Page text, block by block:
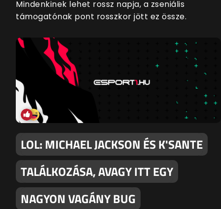
Mindenkinek lehet rossz napja, a zseniális
támogatónak pont rosszkor jött ez össze.
LOL: MICHAEL JACKSON ÉS K'SANTE
TALÁLKOZÁSA, AVAGY ITT EGY
NAGYON VAGÁNY BUG